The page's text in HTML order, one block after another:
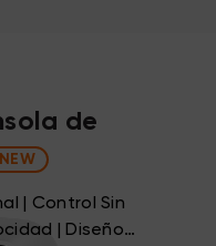
de
NEW
| Control Sin
| Diseño